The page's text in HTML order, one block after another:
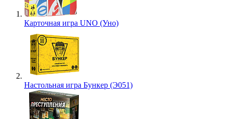
Карточная игра UNO (Уно)
Настольная игра Бункер (Э051)